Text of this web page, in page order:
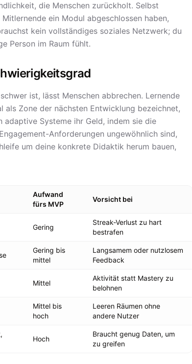
die Menschen zurückholt. Selbst
ein Modul abgeschlossen haben,
kein vollständiges soziales Netzwerk; du
Person im Raum fühlt.
ist, lässt Menschen abbrechen. Lernende
als Zone der nächsten Entwicklung bezeichnet,
Systeme ihr Geld, indem sie die
Anforderungen ungewöhnlich sind,
um deine konkrete Didaktik herum bauen,
Aufwand
fürs MVP
Vorsicht bei
Gering
Streak-Verlust zu hart
bestrafen
Gering bis
mittel
Langsamem oder nutzlosem
Feedback
Mittel
Aktivität statt Mastery zu
belohnen
Mittel bis
hoch
Leeren Räumen ohne
andere Nutzer
Hoch
Braucht genug Daten, um
zu greifen